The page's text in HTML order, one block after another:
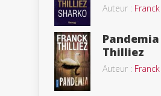
Auteur :
Thilliez
Auteur :